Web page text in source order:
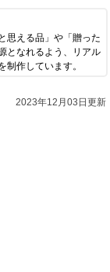
思える品」や「贈った
となれるよう、リアル
作しています。
2023年12月03日更新